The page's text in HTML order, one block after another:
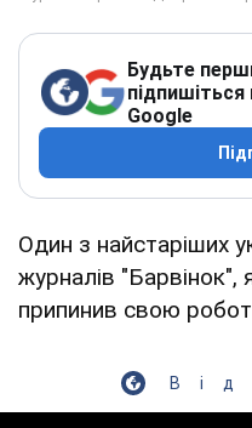
Будьте
Google
Один з найстаріших
журналів "Барвінок",
припинив свою